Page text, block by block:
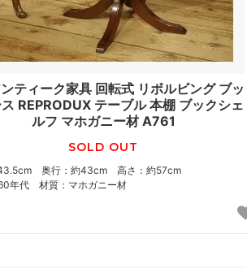
ティーク家具 回転式 リボルビング ブッ
REPRODUX テーブル 本棚 ブックシェ
ルフ マホガニー材 A761
SOLD OUT
奥行：約43cm 高さ：約57cm
年代 材質：マホガニー材